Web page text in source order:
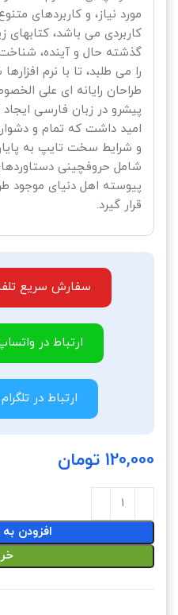
مورد نیاز، و کاربردهای
کاربردی می باشد،
گذشته حال و آینده،
را می طلبد، تا با نرم
طراحان رایانه ای علی
پیشرو در زبان فارسی
امید داشت که تمام و
و شرایط سخت تایپ به
شامل حروفچینی
پیوسته اهل دنیای موجود
قرار گیرد.
سفارش سریع تلفنی
ارتباط در واتساپ
ارتباط در تلگرام 09120437535
120,000 تومان
افزودن